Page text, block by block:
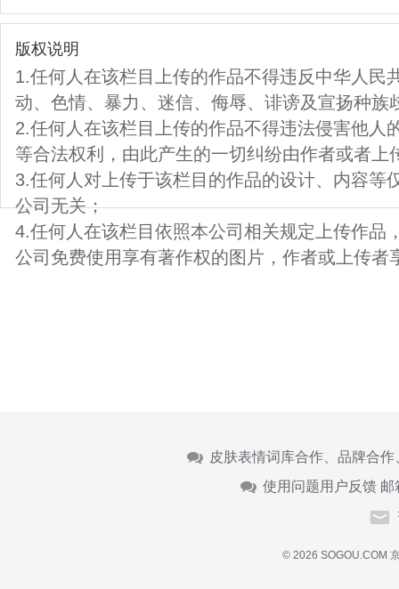
版权说明
1.任何人在该栏目上传的作品不得违反中华人民
动、色情、暴力、迷信、侮辱、诽谤及宣扬种族
2.任何人在该栏目上传的作品不得违法侵害他人
等合法权利，由此产生的一切纠纷由作者或者上
3.任何人对上传于该栏目的作品的设计、内容等
公司无关；
4.任何人在该栏目依照本公司相关规定上传作品
公司免费使用享有著作权的图片，作者或上传者
皮肤表情词库合作、品牌合
使用问题用户反馈 邮
© 2026 SOGOU.COM